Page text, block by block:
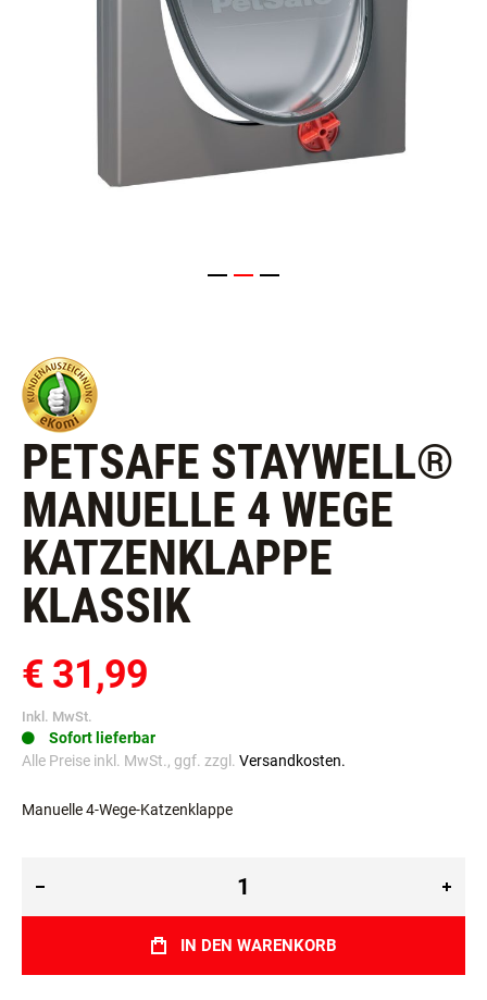
PETSAFE STAYWELL®
MANUELLE 4 WEGE
KATZENKLAPPE
KLASSIK
€ 31,99
Inkl. MwSt.
Sofort lieferbar
Alle Preise inkl. MwSt., ggf. zzgl. Versandkosten.
Manuelle 4-Wege-Katzenklappe
IN DEN WARENKORB